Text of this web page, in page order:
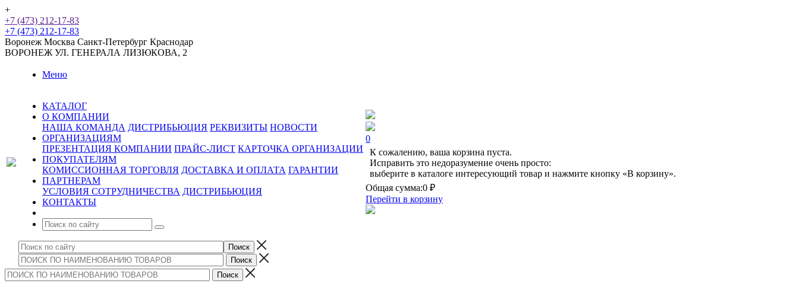
+
+7 (473) 212-17-83
+7 (473) 212-17-83
Воронеж Москва Санкт-Петербург Краснодар
ВОРОНЕЖ УЛ. ГЕНЕРАЛА ЛИЗЮКОВА, 2
Меню
КАТАЛОГ
О КОМПАНИИ
НАША КОМАНДА ДИСТРИБЬЮЦИЯ РЕКВИЗИТЫ НОВОСТИ
ОРГАНИЗАЦИЯМ
ПРЕЗЕНТАЦИЯ КОМПАНИИ ПРАЙС-ЛИСТ КАРТОЧКА ОРГАНИЗАЦИИ
ПОКУПАТЕЛЯМ
КОМИССИОННАЯ ТОРГОВЛЯ ДОСТАВКА И ОПЛАТА ГАРАНТИИ
ПАРТНЕРАМ
УСЛОВИЯ СОТРУДНИЧЕСТВА ДИСТРИБЬЮЦИЯ
КОНТАКТЫ
0
К сожалению, ваша корзина пуста.
Исправить это недоразумение очень просто:
выберите в каталоге интересующий товар и нажмите кнопку «В корзину».
Общая сумма:0 ₽
Перейти в корзину